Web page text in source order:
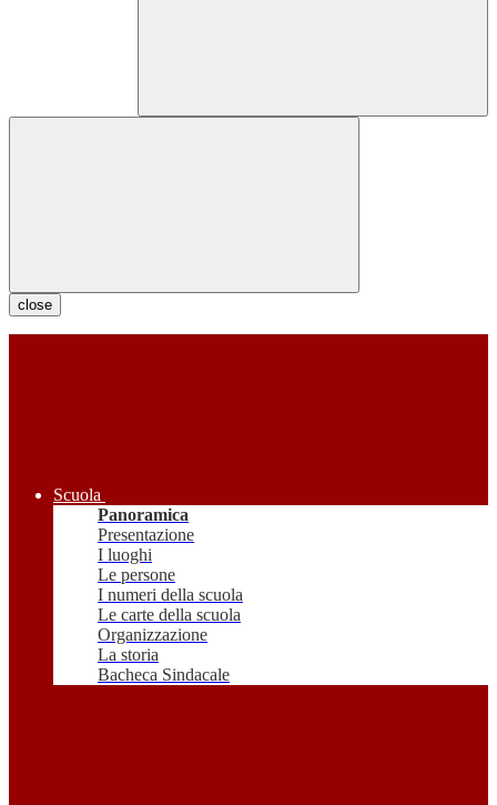
close
Scuola
Panoramica
Presentazione
I luoghi
Le persone
I numeri della scuola
Le carte della scuola
Organizzazione
La storia
Bacheca Sindacale